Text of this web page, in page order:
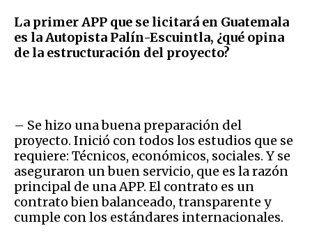
La primer APP que se licitará en Guatemala
es la Autopista Palín-Escuintla, ¿qué opina
de la estructuración del proyecto?
– Se hizo una buena preparación del
proyecto. Inició con todos los estudios que se
requiere: Técnicos, económicos, sociales. Y se
aseguraron un buen servicio, que es la razón
principal de una APP. El contrato es un
contrato bien balanceado, transparente y
cumple con los estándares internacionales.